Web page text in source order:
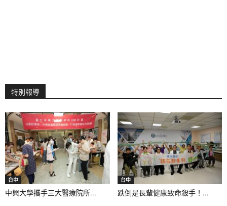
特別報導
台中
中興大學攜手三大醫療院所...
台中
跌倒是長輩健康致命殺手！...